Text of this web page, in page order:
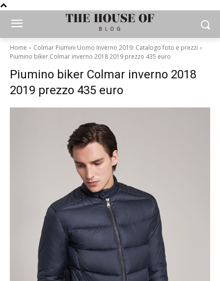
Home
Colmar Piumini Uomo Inverno 2019: Catalogo foto e prezzi
Piumino biker Colmar inverno 2018 2019 prezzo 435 euro
Piumino biker Colmar inverno 2018
2019 prezzo 435 euro